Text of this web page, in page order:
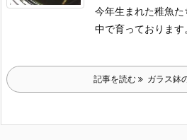
今年生まれた稚魚
中で育っております
記事を読む ガラス鉢